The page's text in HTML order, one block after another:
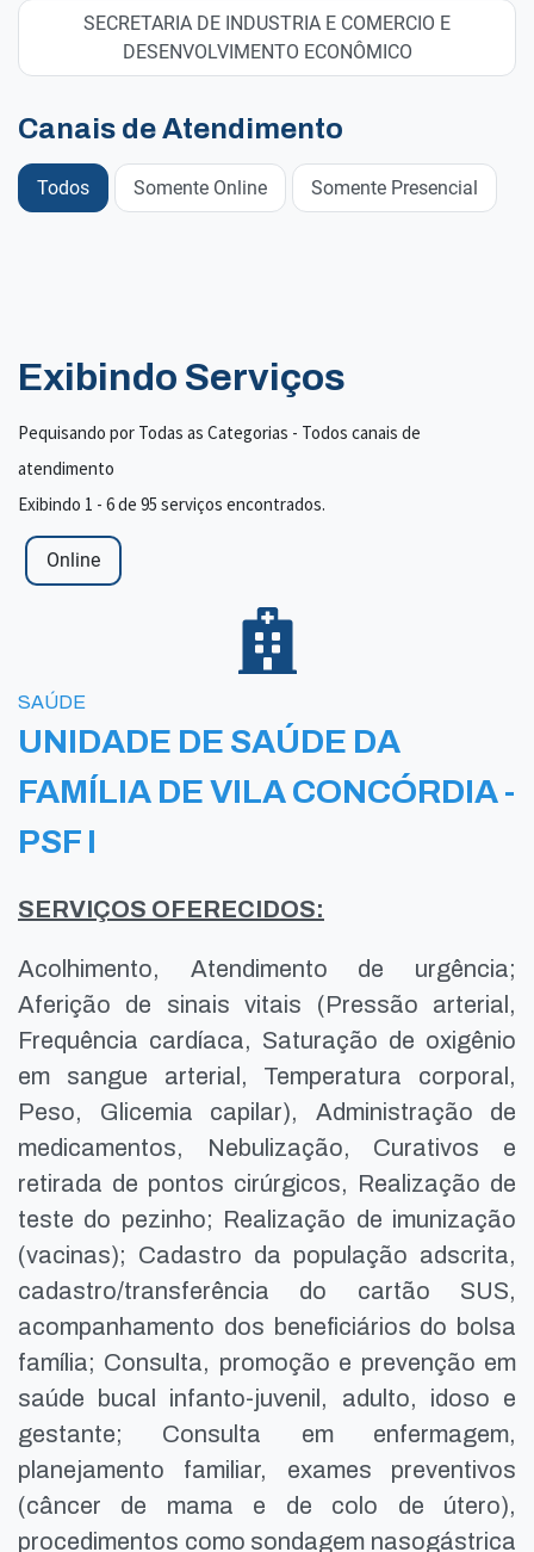
SECRETARIA DE INDUSTRIA E COMERCIO E
DESENVOLVIMENTO ECONÔMICO
Canais de Atendimento
Todos Somente Online Somente Presencial
Exibindo Serviços
Pequisando por Todas as Categorias - Todos canais de
atendimento
Exibindo 1 - 6 de 95 serviços encontrados.
Online
SAÚDE
UNIDADE DE SAÚDE DA
FAMÍLIA DE VILA CONCÓRDIA -
PSF I
SERVIÇOS OFERECIDOS:
Acolhimento, Atendimento de urgência;
Aferição de sinais vitais (Pressão arterial,
Frequência cardíaca, Saturação de oxigênio
em sangue arterial, Temperatura corporal,
Peso, Glicemia capilar), Administração de
medicamentos, Nebulização, Curativos e
retirada de pontos cirúrgicos, Realização de
teste do pezinho; Realização de imunização
(vacinas); Cadastro da população adscrita,
cadastro/transferência do cartão SUS,
acompanhamento dos beneficiários do bolsa
família; Consulta, promoção e prevenção em
saúde bucal infanto-juvenil, adulto, idoso e
gestante; Consulta em enfermagem,
planejamento familiar, exames preventivos
(câncer de mama e de colo de útero),
procedimentos como sondagem nasogástrica